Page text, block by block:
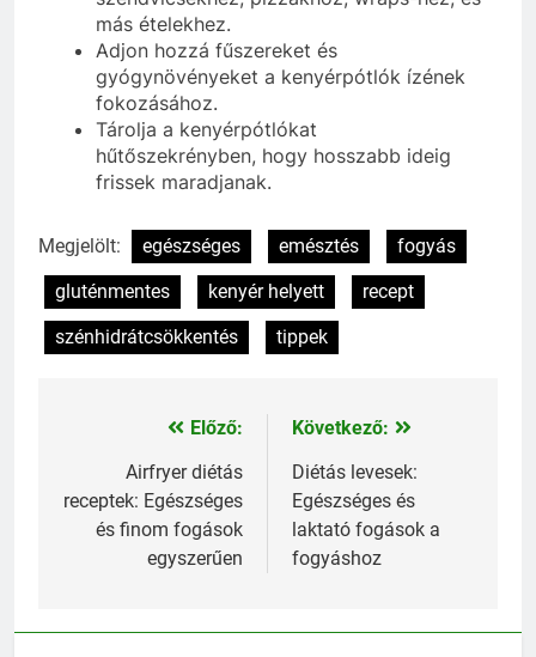
más ételekhez.
Adjon hozzá fűszereket és
gyógynövényeket a kenyérpótlók ízének
fokozásához.
Tárolja a kenyérpótlókat
hűtőszekrényben, hogy hosszabb ideig
frissek maradjanak.
Megjelölt: egészséges emésztés
fogyás
gluténmentes
kenyér helyett
recept
szénhidrátcsökkentés
tippek
Bejegyzés
navigáció
Előző:
Airfryer diétás
receptek: Egészséges
és finom fogások
egyszerűen
Következő:
Diétás levesek:
Egészséges és
laktató fogások a
fogyáshoz